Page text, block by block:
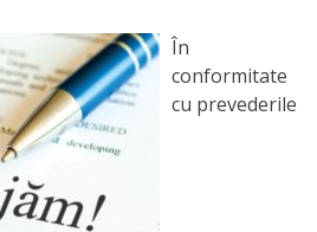
În
conformitate
cu prevederile